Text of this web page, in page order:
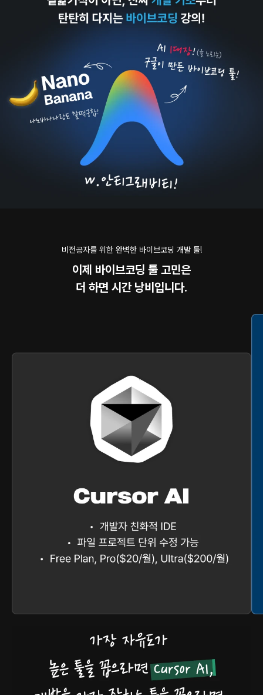
비전공자를 위한 완벽한 바이브코딩 개발 툴!
이제 바이브코딩 툴 고민은
더 하면 시간 낭비입니다.